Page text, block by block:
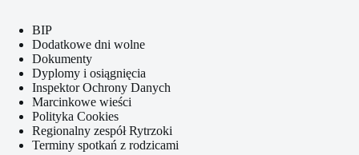
BIP
Dodatkowe dni wolne
Dokumenty
Dyplomy i osiągnięcia
Inspektor Ochrony Danych
Marcinkowe wieści
Polityka Cookies
Regionalny zespół Rytrzoki
Terminy spotkań z rodzicami